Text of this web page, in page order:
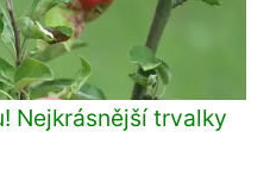
Nejkrásnější trvalky